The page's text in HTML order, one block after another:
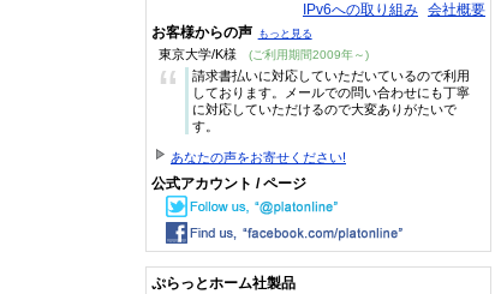
IPv6への取り組み 会社概要
お客様からの声 もっと見る
東京大学/K様 (ご利用期間2009年～)
“
請求書払いに対応していただいているので利用
しております。メールでの問い合わせにも丁寧
に対応していただけるので大変ありがたいで
す。
あなたの声をお寄せください!
公式アカウント / ページ
ぷらっとホーム社製品